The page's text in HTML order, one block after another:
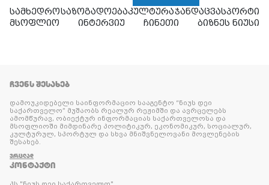
სამხედროსაზოგადოებაკულტურაჯანდაცვასპორტი
მსოფლიო
ინტერვიუ ჩინეთი ბიზნეს ნიუსი
ᲩᲕᲔᲜᲡ ᲨᲔᲡᲐᲮᲔᲑ
დამოუკიდებელი საინფორმაციო სააგენტო “ნიუს დეი
საქართველო” მუშაობს რეალურ რეჟიმში და ავრცელებს
ამომწურავ, ობიექტურ ინფორმაციას საქართველოსა და
მსოფლიოში მიმდინარე პოლიტიკურ, ეკონომიკურ, სოციალურ,
კულტურულ, სპორტულ და სხვა მნიშვნელოვანი მოვლენების
შესახებ.
ᲕᲠᲪᲚᲐᲓ
ᲙᲝᲜᲢᲐᲥᲢᲘ